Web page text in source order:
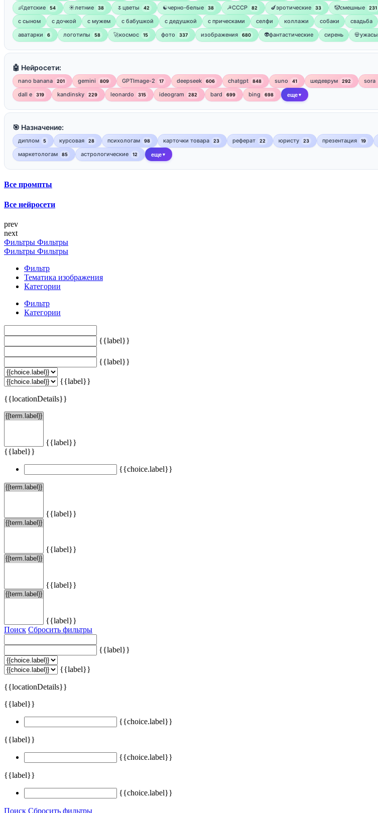
👶детские 54 ☀️летние 38 🌷цветы 42 ☯︎черно-белые 38 ☭СССР 82 🍆эротические 33 🤡смешные 231
с сыном
с дочкой с мужем с бабушкой с дедушкой с прическами селфи коллажи собаки свадьба
аватарки 6 логотипы 58 🚀космос 15 фото 337 изображения 680 👽фантастические сирень 💀ужасы
🤖 Нейросети:
nano banana 201 gemini 809 GPTImage-2 17 deepseek 606 chatgpt 848 suno 41 шедеврум 292 sora
dall e 319 kandinsky 229 leonardo 315 ideogram 282 bard 699 bing 698 еще ▼
🎯 Назначение:
диплом 5 курсовая 28 психологам 98 карточки товара 23 реферат 22 юристу 23 презентация 19
маркетологам 85 астрологические 12 еще ▼
Все промпты
Все нейросети
prev
next
Фильтры Фильтры
Фильтры Фильтры
Фильтр
Тематика изображения
Категории
Фильтр
Категории
{{label}}
{{label}}
{{label}}
{{locationDetails}}
{{label}}
{{label}}
{{choice.label}}
{{label}}
{{label}}
{{label}}
{{label}}
Поиск Сбросить фильтры
{{label}}
{{label}}
{{locationDetails}}
{{label}}
{{choice.label}}
{{label}}
{{choice.label}}
{{label}}
{{choice.label}}
Поиск Сбросить фильтры